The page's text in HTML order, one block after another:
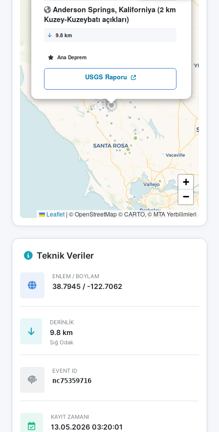
Anderson Springs, Kaliforniya (2 km
Kuzey-Kuzeybatı açıkları)
9.8 km
Ana Deprem
USGS Raporu
+
−
Leaflet | © OpenStreetMap © CARTO, © MTA Yerbilimleri
Teknik Veriler
ENLEM / BOYLAM
38.7945 / -122.7062
DERINLIK
9.8 km
Sığ Odak
EVENT ID
nc75359716
KAYIT ZAMANI
13.05.2026 03:20:01